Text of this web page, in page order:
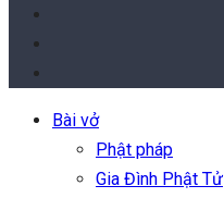
Bài vở
Phật pháp
Gia Đình Phật Tử